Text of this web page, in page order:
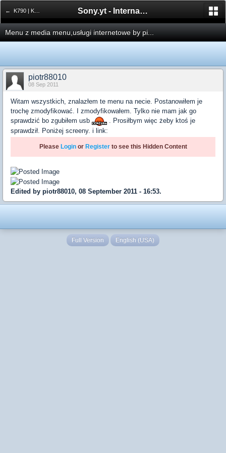
← K790 | K800 Sony.yt - International Sony Forum
Menu z media menu,usługi internetowe by pi...
piotr88010
08 Sep 2011
Witam wszystkich, znalazłem te menu na necie. Postanowiłem je
trochę zmodyfikować. I zmodyfikowałem. Tylko nie mam jak go
sprawdzić bo zgubiłem usb
. Prosiłbym więc żeby ktoś je
sprawdził. Poniżej screeny. i link:
Please Loginor Registerto see this Hidden Content
Edited by piotr88010, 08 September 2011 - 16:53.
Full Version English (USA)